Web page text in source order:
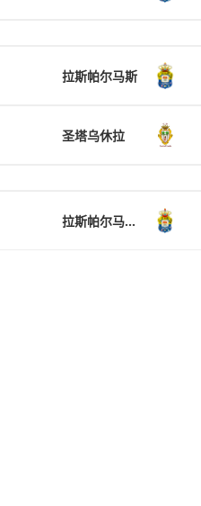
拉斯帕尔马斯
圣塔乌休拉
拉斯帕尔马斯竞技